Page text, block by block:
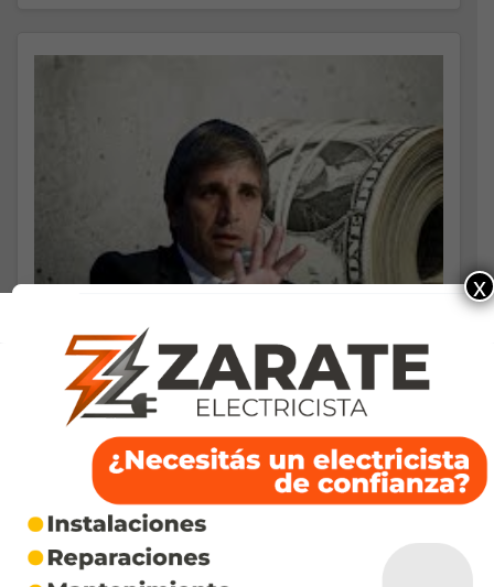
ECONOMIA
En busca de dólares, toman
nueva deuda por US$ 100 millones
SEPTIEMBRE 29, 2025
En la búsqueda de ingreso de dólares por cualquier
x